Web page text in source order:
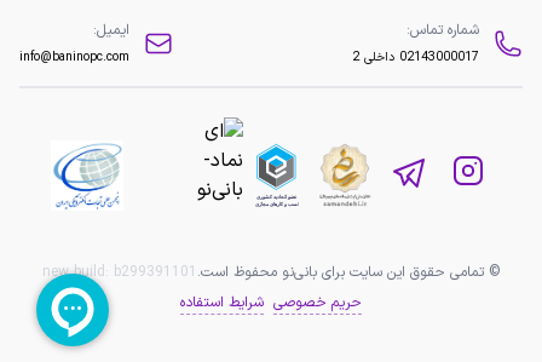
شماره تماس:
02143000017 داخلی 2
ایمیل:
info@baninopc.com
© تمامی حقوق این سایت برای بانی‌نو محفوظ است. new build: b299391101
حریم خصوصی شرایط استفاده